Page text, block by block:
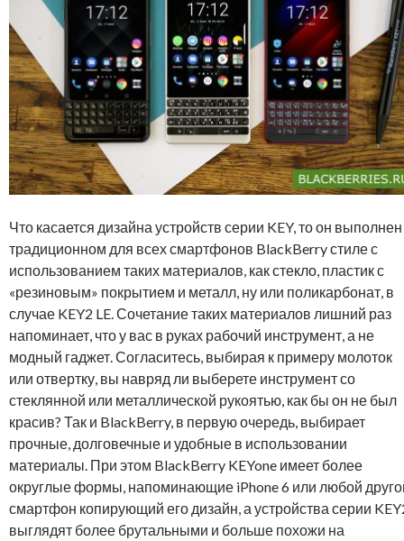
Что касается дизайна устройств серии KEY, то он
традиционном для всех смартфонов BlackBerry стиле с
использованием таких материалов, как стекло, пластик с
«резиновым» покрытием и металл, ну или поликарбонат, в
случае KEY2 LE. Сочетание таких материалов лишний раз
напоминает, что у вас в руках рабочий инструмент, а не
модный гаджет. Согласитесь, выбирая к примеру молоток
или отвертку, вы навряд ли выберете инструмент со
стеклянной или металлической рукоятью, как бы он не был
красив? Так и BlackBerry, в первую очередь, выбирает
прочные, долговечные и удобные в использовании
материалы. При этом BlackBerry KEYone имеет более
округлые формы, напоминающие iPhone 6 или любой
смартфон копирующий его дизайн, а устройства серии
выглядят более брутальными и больше похожи на